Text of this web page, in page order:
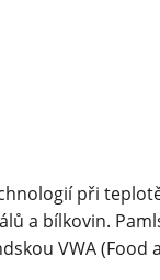
při
a bílkovin.
VWA